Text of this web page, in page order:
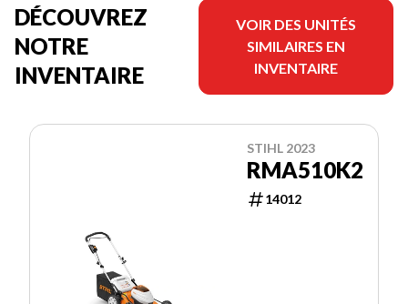
DÉCOUVREZ
NOTRE
INVENTAIRE
VOIR DES UNITÉS
SIMILAIRES EN
INVENTAIRE
STIHL 2023
RMA510K2
14012